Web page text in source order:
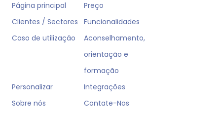
Página principal
Preço
Clientes / Sectores
Funcionalidades
Caso de utilização
Aconselhamento,
orientação e
formação
Personalizar
Integrações
Sobre nós
Contate-Nos